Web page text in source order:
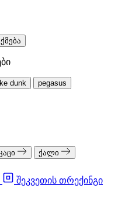
dunk
pegasus
ქალი
შეკვეთის თრექინგი